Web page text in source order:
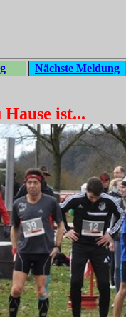
Nächste Meldung
ist...